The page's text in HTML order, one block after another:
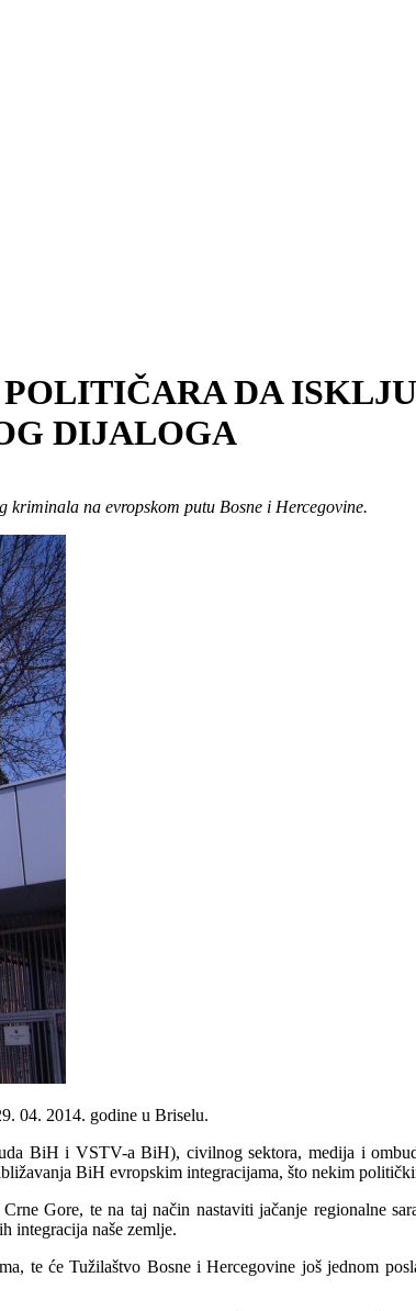
DA
DIJALOGA
na evropskom putu Bosne i Hercegovine.
04. 2014. godine u Briselu.
BiH i VSTV-a BiH), civilnog sektora, medija i
BiH evropskim integracijama, što nekim
Gore, te na taj način nastaviti jačanje regionalne
integracija naše zemlje.
te će Tužilaštvo Bosne i Hercegovine još jednom